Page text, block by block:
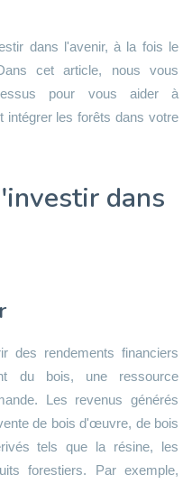
dans l'avenir, à la fois le
cet article, nous vous
pour vous aider à
intégrer les forêts dans votre
dans
des rendements financiers
du bois, une ressource
Les revenus générés
de bois d'œuvre, de bois
tels que la résine, les
forestiers. Par exemple,